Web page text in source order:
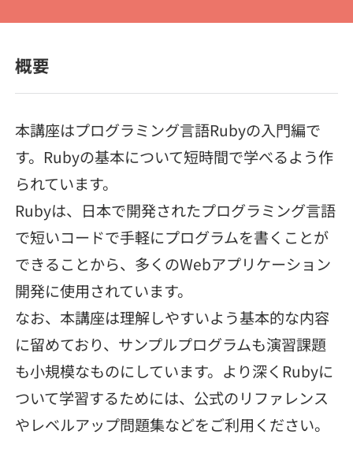
転職エージェント
インタビュー
転職成功ガイド
求人検索
本選考
新卒エージェント
イベント・セミナー
インタビュー
就活成功ガイド
学習
講座一覧
4択課題
ナレッジ
リファレンス
プラン
個人向けプラン
法人向けプラン
スキルチェック
SQL
評価結果一覧
メディア
paiza times
note
概要
本講座はプログラミング言語Rubyの入門編で
す。Rubyの基本について短時間で学べるよう作
られています。
Rubyは、日本で開発されたプログラミング言語
で短いコードで手軽にプログラムを書くことが
できることから、多くのWebアプリケーション
開発に使用されています。
なお、本講座は理解しやすいよう基本的な内容
に留めており、サンプルプログラムも演習課題
も小規模なものにしています。より深くRubyに
ついて学習するためには、公式のリファレンス
やレベルアップ問題集などをご利用ください。